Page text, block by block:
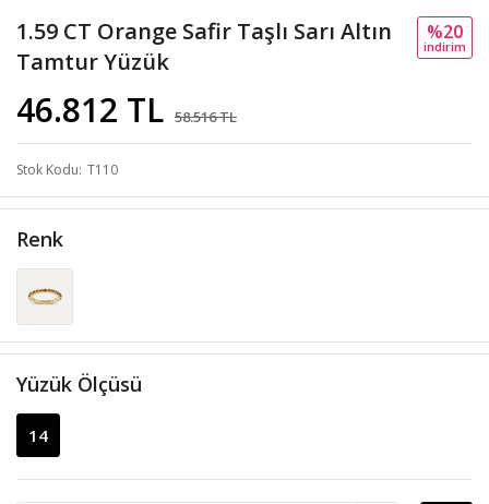
1.59 CT Orange Safir Taşlı Sarı Altın
Tamtur Yüzük
46.812 TL 58.516 TL
%20
i̇ndi̇ri̇m
Stok Kodu T110
Renk
Yüzük Ölçüsü
14